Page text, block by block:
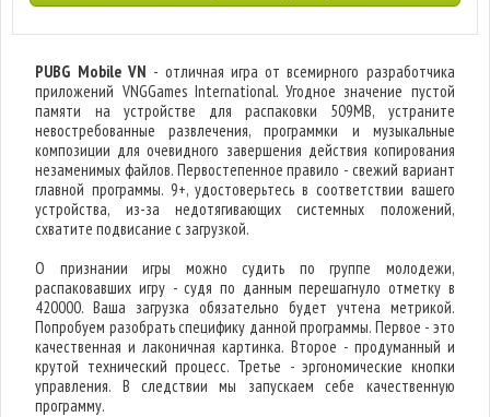
PUBG Mobile VN - отличная игра от всемирного разработчика
приложений VNGGames International. Угодное значение пустой
памяти на устройстве для распаковки 509MB, устраните
невостребованные развлечения, программки и музыкальные
композиции для очевидного завершения действия копирования
незаменимых файлов. Первостепенное правило - свежий вариант
главной программы. 9+, удостоверьтесь в соответствии вашего
устройства, из-за недотягивающих системных положений,
схватите подвисание с загрузкой.
О признании игры можно судить по группе молодежи,
распаковавших игру - судя по данным перешагнуло отметку в
420000. Ваша загрузка обязательно будет учтена метрикой.
Попробуем разобрать специфику данной программы. Первое - это
качественная и лаконичная картинка. Второе - продуманный и
крутой технический процесс. Третье - эргономические кнопки
управления. В следствии мы запускаем себе качественную
программу.